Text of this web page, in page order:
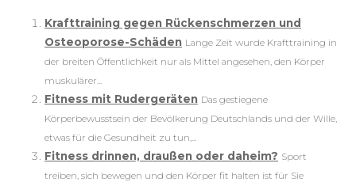
Krafttraining gegen Rückenschmerzen und
Osteoporose-Schäden Lange Zeit wurde Krafttraining in
der breiten Öffentlichkeit nur als Mittel angesehen, den Körper
muskulärer...
Fitness mit Rudergeräten Das gestiegene
Körperbewusstsein der Bevölkerung Deutschlands und der Wille,
etwas für die Gesundheit zu tun,...
Fitness drinnen, draußen oder daheim? Sport
treiben, sich bewegen und den Körper fit halten ist für Sie